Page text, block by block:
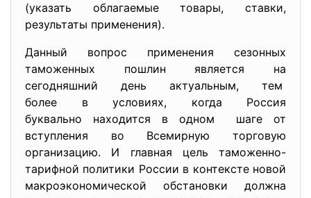
(указать облагаемые товары, ставки,
результаты применения).
Данный вопрос применения сезонных
таможенных пошлин является на
сегодняшний день актуальным, тем
более в условиях, когда Россия
буквально находится в одном шаге от
вступления во Всемирную торговую
организацию. И главная цель таможенно-
тарифной политики России в контексте новой
макроэкономической обстановки должна